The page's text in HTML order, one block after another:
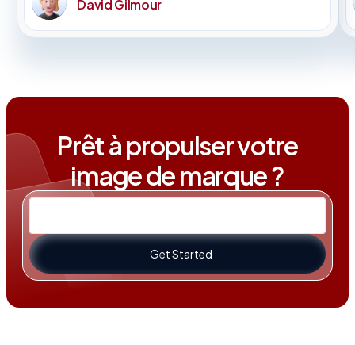
David Gilmour
Prêt à propulser votre
image de marque ?
Get Started